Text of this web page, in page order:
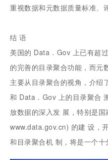
重视数据和元数据质量标准、
结 语
美国的 Data．Gov 上已有超
的完善的目录聚合功能，而元
主要从目录聚合的视角，介绍
和 Data．Gov 上的目录聚合
放数据的深入发 展，特别是
www.data.gov.cn) 的建 设，
和目录聚合机 制，将是一个十